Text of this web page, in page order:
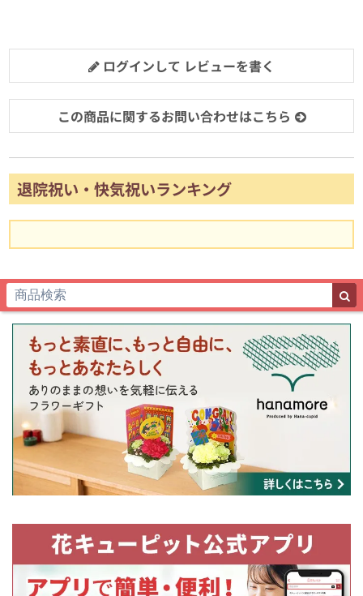
ログインして レビューを書く
この商品に関するお問い合わせはこちら
退院祝い・快気祝いランキング